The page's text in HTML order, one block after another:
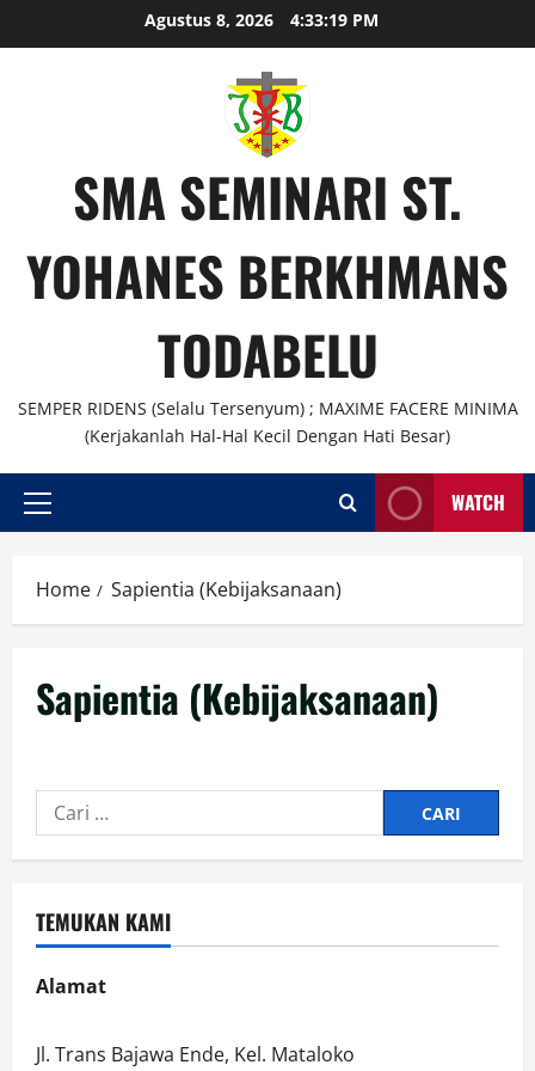
to
Agustus 8, 2026 4:33:19 PM
SMA SEMINARI ST.
YOHANES BERKHMANS
TODABELU
SEMPER RIDENS (Selalu Tersenyum) ; MAXIME FACERE MINIMA
(Kerjakanlah Hal-Hal Kecil Dengan Hati Besar)
Primary
WATCH
Home Sapientia (Kebijaksanaan)
Sapientia (Kebijaksanaan)
Cari
untuk:
TEMUKAN KAMI
Alamat
Jl. Trans Bajawa Ende, Kel. Mataloko